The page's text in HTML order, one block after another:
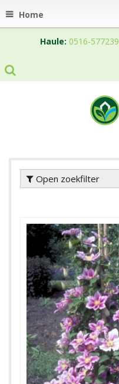
Home
Haule: 0516-577239
Open zoekfilter